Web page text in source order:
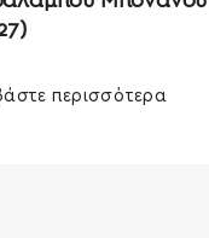
περισσότερα